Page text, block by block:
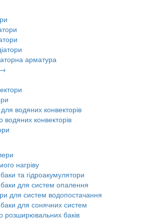
арматура
→
водяних конвекторів
водяних конвекторів
нагріву
та гідроакумулятори
для систем опалення
для систем водопостачання
для сонячних систем
розширювальних баків